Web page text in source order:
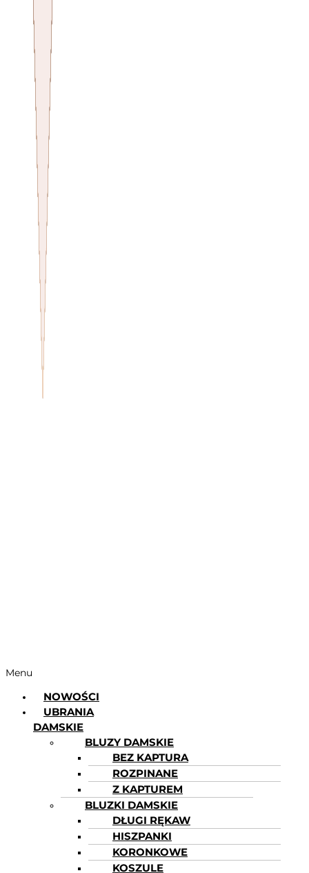
Menu
NOWOŚCI
UBRANIA
DAMSKIE
BLUZY DAMSKIE
BEZ KAPTURA
ROZPINANE
Z KAPTUREM
BLUZKI DAMSKIE
DŁUGI RĘKAW
HISZPANKI
KORONKOWE
KOSZULE